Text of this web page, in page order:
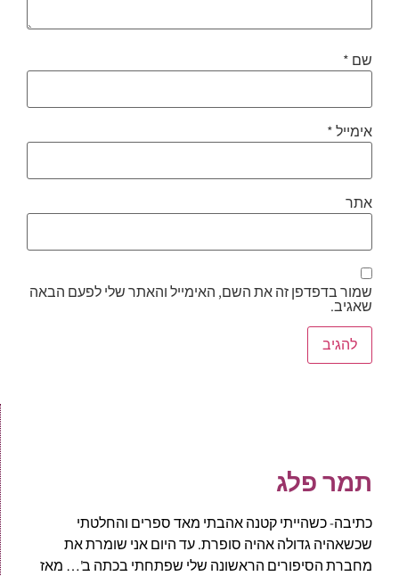
תמר פלג
כתיבה- כשהייתי קטנה אהבתי מאד ספרים והחלטתי
שכשאהיה גדולה אהיה סופרת. עד היום אני שומרת את
מחברת הסיפורים הראשונה שלי שפתחתי בכתה ב'… מאז
שם *
אימייל*
אתר
שמור בדפדפן זה את השם, האימייל והאתר שלי לפעם הבאה
שאגיב.